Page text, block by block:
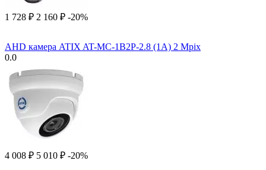
1 728 ₽ 2 160 ₽ -20%
AHD камера ATIX AT-MC-1B2P-2.8 (1A) 2 Mpix
0.0
4 008 ₽ 5 010 ₽ -20%